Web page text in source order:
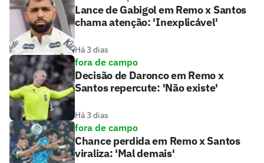
Lance de Gabigol em Remo x Santos
chama atenção: 'Inexplicável'
Há 3 dias
fora de campo
Decisão de Daronco em Remo x
Santos repercute: 'Não existe'
Há 3 dias
fora de campo
Chance perdida em Remo x Santos
viraliza: 'Mal demais'